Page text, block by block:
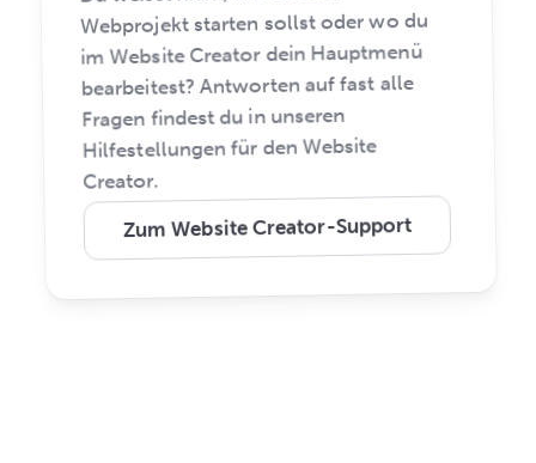
Webprojekt starten sollst oder wo du
im Website Creator dein Hauptmenü
bearbeitest? Antworten auf fast alle
Fragen findest du in unseren
Hilfestellungen für den Website
Creator.
Zum Website Creator-Support